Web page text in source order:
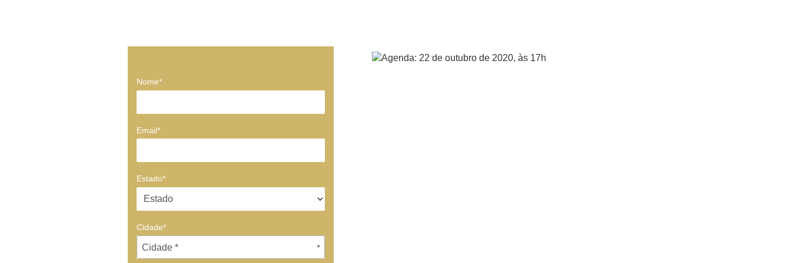
Nome*
Email*
Estado*
Cidade*
Cidade *
Cidade*